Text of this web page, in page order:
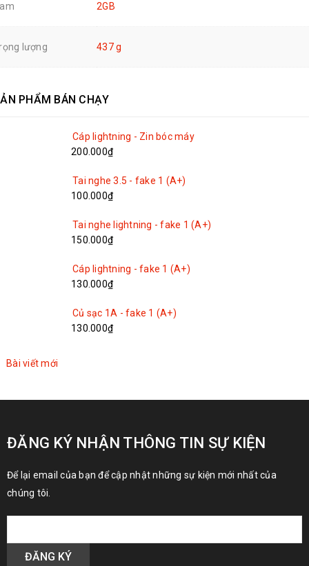
2GB
lượng 437 g
PHẨM BÁN CHẠY
Cáp lightning - Zin bóc máy
200.000₫
Tai nghe 3.5 - fake 1 (A+)
100.000₫
Tai nghe lightning - fake 1 (A+)
150.000₫
Cáp lightning - fake 1 (A+)
130.000₫
Củ sạc 1A - fake 1 (A+)
130.000₫
Bài viết mới
ĐĂNG KÝ NHẬN THÔNG TIN SỰ KIỆN
Để lại email của bạn để cập nhật những sự kiện mới nhất của
chúng tôi.